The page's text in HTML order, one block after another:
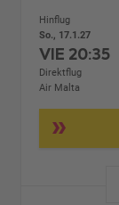
Hinflug
So., 17.1.27
VIE 20:35
Direktflug
Air Malta